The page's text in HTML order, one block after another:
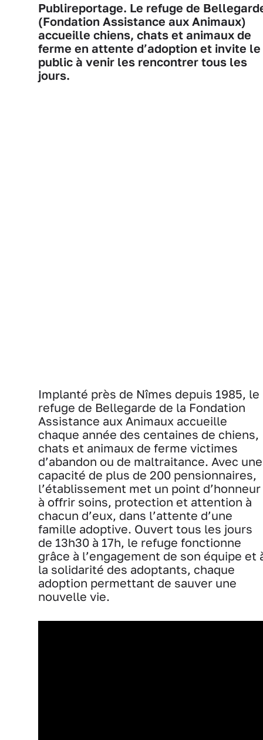
Publireportage. Le refuge de
(Fondation Assistance aux Animaux)
accueille chiens, chats et animaux de
ferme en attente d’adoption et invite le
public à venir les rencontrer tous les
jours.
Implanté près de Nîmes depuis 1985, le
refuge de Bellegarde de la Fondation
Assistance aux Animaux accueille
chaque année des centaines de chiens,
chats et animaux de ferme victimes
d’abandon ou de maltraitance. Avec une
capacité de plus de 200 pensionnaires,
l’établissement met un point d’honneur
à offrir soins, protection et attention à
chacun d’eux, dans l’attente d’une
famille adoptive. Ouvert tous les jours
de 13h30 à 17h, le refuge fonctionne
grâce à l’engagement de son équipe et
la solidarité des adoptants, chaque
adoption permettant de sauver une
nouvelle vie.